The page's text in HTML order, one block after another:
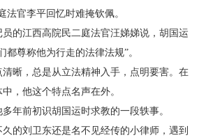
官李平回忆时难掩钦佩。
江西高院民二庭法官汪娣娣说，胡国运
都尊称他为行走的法律法规”。
，总是从立法精神入手，点明要害。在
，他这个特点名声在外。
前初识胡国运时求教的一段轶事。
的刘卫东还是名不见经传的小律师，遇到